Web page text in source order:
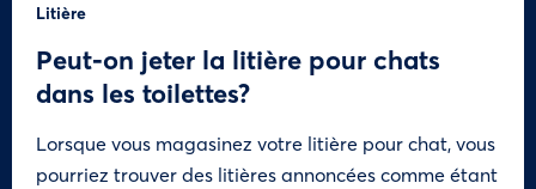
Litière
Peut-on jeter la litière pour chats
dans les toilettes?
Lorsque vous magasinez votre litière pour chat, vous
pourriez trouver des litières annoncées comme étant